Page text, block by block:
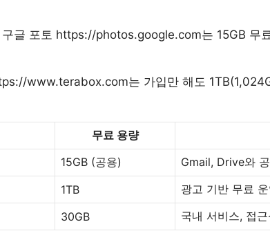
구글 포토 https://photos.google.com는 15GB 무
www.terabox.com는 가입만 해도
무료 용량
15GB (공용)
Gmail, Drive와
1TB
광고 기반 무료 운
30GB
국내 서비스, 접